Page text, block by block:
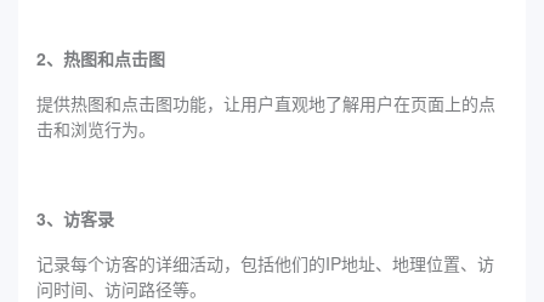
2、热图和点击图
提供热图和点击图功能，让用户直观地了解用户在页面上的点
击和浏览行为。
3、访客录
记录每个访客的详细活动，包括他们的IP地址、地理位置、访
问时间、访问路径等。